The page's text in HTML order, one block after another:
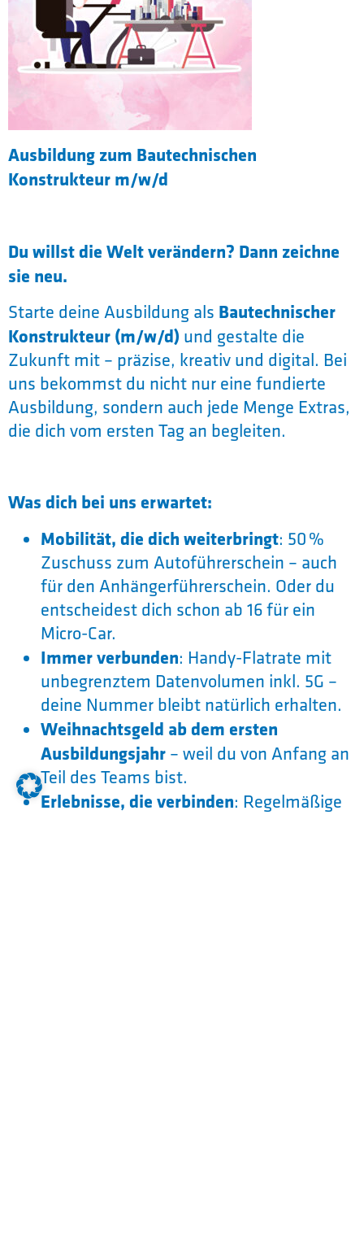
Ausbildung zum Bautechnischen
Konstrukteur m/w/d
Du willst die Welt verändern? Dann zeichne
sie neu.
Starte deine Ausbildung als Bautechnischer
Konstrukteur (m/w/d) und gestalte die
Zukunft mit – präzise, kreativ und digital. Bei
uns bekommst du nicht nur eine fundierte
Ausbildung, sondern auch jede Menge Extras,
die dich vom ersten Tag an begleiten.
Was dich bei uns erwartet:
Mobilität, die dich weiterbringt: 50 %
Zuschuss zum Autoführerschein – auch
für den Anhängerführerschein. Oder du
entscheidest dich schon ab 16 für ein
Micro-Car.
Immer verbunden: Handy-Flatrate mit
unbegrenztem Datenvolumen inkl. 5G –
deine Nummer bleibt natürlich erhalten.
Weihnachtsgeld ab dem ersten
Ausbildungsjahr – weil du von Anfang an
Teil des Teams bist.
Erlebnisse, die verbinden: Regelmäßige